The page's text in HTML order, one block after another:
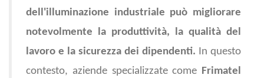
dell'illuminazione industriale può migliorare
notevolmente la produttività, la qualità del
lavoro e la sicurezza dei dipendenti. In questo
contesto, aziende specializzate come Frimatel